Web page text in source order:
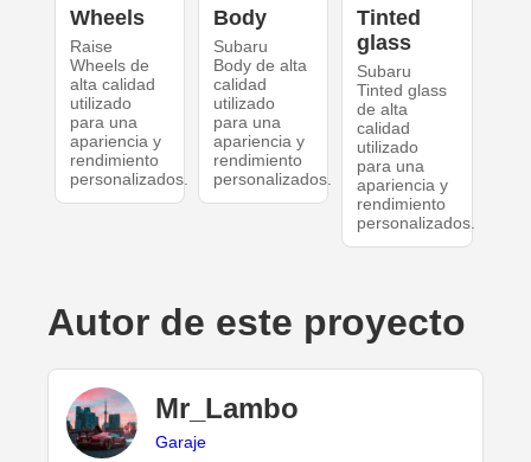
Wheels
Raise
Wheels de
alta calidad
utilizado
para una
apariencia y
rendimiento
personalizados.
Body
Subaru
Body de alta
calidad
utilizado
para una
apariencia y
rendimiento
personalizados.
Tinted
glass
Subaru
Tinted glass
de alta
calidad
utilizado
para una
apariencia y
rendimiento
personalizados.
Autor de este proyecto
Mr_Lambo
Garaje